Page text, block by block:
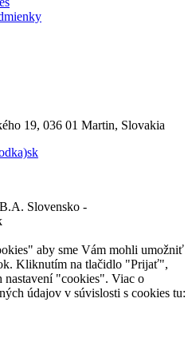
19, 036 01 Martin, Slovakia
Slovensko -
aby sme Vám mohli umožniť
Kliknutím na tlačidlo "Prijať",
nastavení "cookies". Viac o
údajov v súvislosti s cookies tu: